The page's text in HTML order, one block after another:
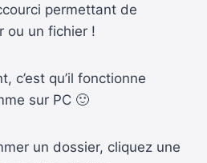
permettant de
ou un fichier !
c’est qu’il fonctionne
sur PC 🙂
un dossier, cliquez une